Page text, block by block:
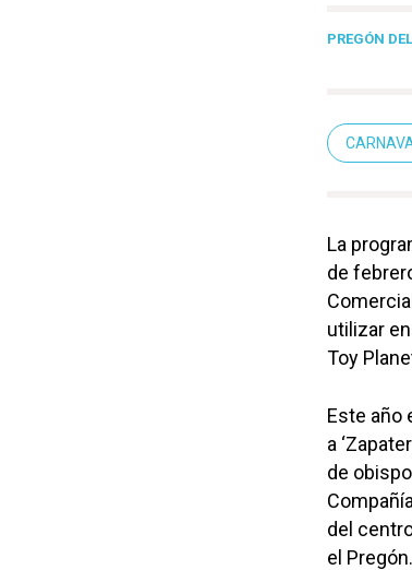
PREGÓN
La
de
utilizar
Toy
Este año
a
de
del
el Pregón.